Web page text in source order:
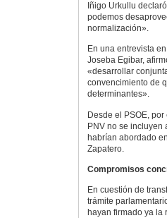
Iñigo Urkullu
podemos
normalización».
En una entrevista
Joseba Egibar,
«desarrollar
convencimiento de
determinantes».
Desde el PSOE,
PNV no se incluyen
habrían abordado
Zapatero.
Compromisos
En cuestión de
trámite
hayan firmado ya la